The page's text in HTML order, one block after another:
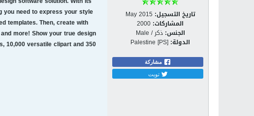
تاريخ التسجيل: May 2015
المشاركات: 2000
الجنس: ذكر / Male
الدولة: Palestine [PS]
مشاركة
تويت
you need to express your style
templates. Then, create with
more! Show your true design
10,000 versatile clipart and 350